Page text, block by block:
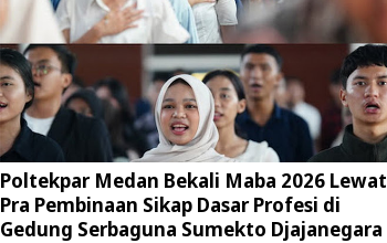
Poltekpar Medan Bekali Maba 2026 Lewat
Pra Pembinaan Sikap Dasar Profesi di
Gedung Serbaguna Sumekto Djajanegara